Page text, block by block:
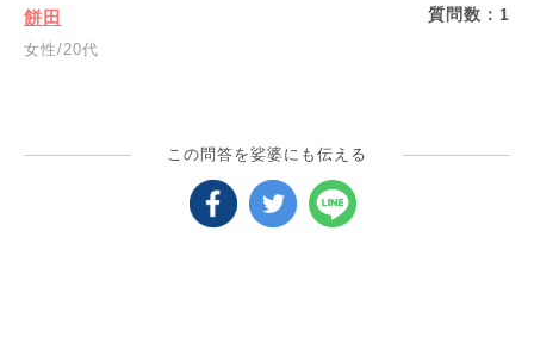
餅田
女性/20代
質問数： 1
この問答を娑婆にも伝える